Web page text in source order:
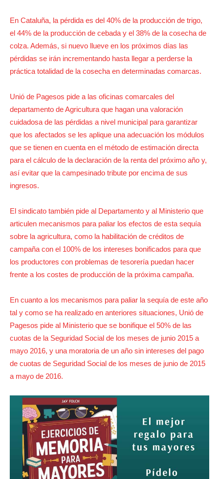
En Cataluña, la pérdida es del 40% de la producción de trigo,
el 44% de la producción de cebada y el 38% de la cosecha de
colza. Además, si nuevo llueve en los próximos días las
pérdidas se irán incrementando hasta llegar a perderse la
práctica totalidad de la cosecha en determinadas comarcas.
Unió de Pagesos pide a las oficinas comarcales del
departamento de Agricultura que hagan una valoración
cuidadosa de las pérdidas a nivel municipal para garantizar
que los afectados se les aplique una adecuación los módulos
que se tienen en cuenta en el método de estimación directa
para el cálculo de la declaración de la renta del próximo año y,
así evitar que la campesinado tribute por encima de sus
ingresos.
El sindicato también pide al Departamento y al Ministerio que
articulen mecanismos para paliar los efectos de esta sequía
sobre la agricultura, como la habilitación de créditos de
campaña con el 100% de los intereses bonificados para que
los productores con problemas de tesorería puedan hacer
frente a los costes de producción de la próxima campaña.
En cuanto a los mecanismos para paliar la sequía de este año
tal y como se ha realizado en anteriores situaciones, Unió de
Pagesos pide al Ministerio que se bonifique el 50% de las
cuotas de la Seguridad Social de los meses de junio 2015 a
mayo 2016, y una moratoria de un año sin intereses del pago
de cuotas de Seguridad Social de los meses de junio de 2015
a mayo de 2016.